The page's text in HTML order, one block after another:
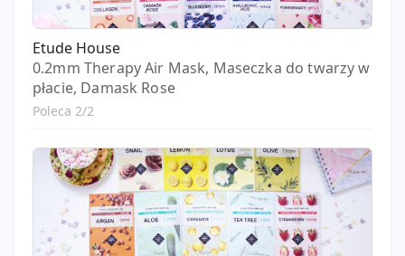
Etude House
0.2mm Therapy Air Mask, Maseczka do twarzy w
płacie, Damask Rose
Poleca 2/2